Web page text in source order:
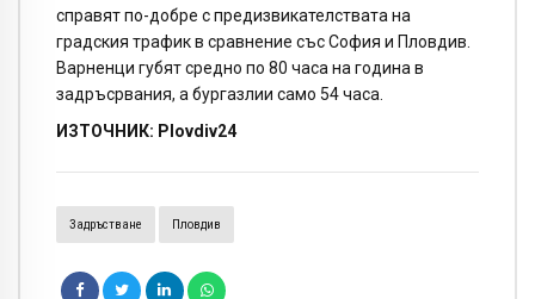
справят по-добре с предизвикателствата на
градския трафик в сравнение със София и Пловдив.
Варненци губят средно по 80 часа на година в
задръсрвания, а бургазлии само 54 часа.
ИЗТОЧНИК: Plovdiv24
Задръстване Пловдив